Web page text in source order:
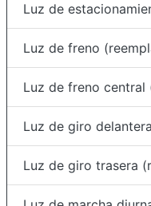
Luz de
Luz de freno
Luz de freno central
Luz de giro
Luz de giro trasera